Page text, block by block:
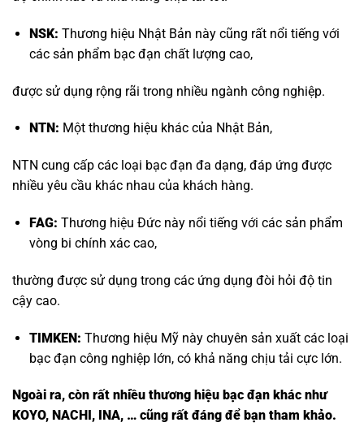
NSK: Thương hiệu Nhật Bản này cũng rất nổi tiếng với
các sản phẩm bạc đạn chất lượng cao,
được sử dụng rộng rãi trong nhiều ngành công nghiệp.
NTN: Một thương hiệu khác của Nhật Bản,
NTN cung cấp các loại bạc đạn đa dạng, đáp ứng được
nhiều yêu cầu khác nhau của khách hàng.
FAG: Thương hiệu Đức này nổi tiếng với các sản phẩm
vòng bi chính xác cao,
thường được sử dụng trong các ứng dụng đòi hỏi độ tin
cậy cao.
TIMKEN: Thương hiệu Mỹ này chuyên sản xuất các loại
bạc đạn công nghiệp lớn, có khả năng chịu tải cực lớn.
Ngoài ra, còn rất nhiều thương hiệu bạc đạn khác như
KOYO, NACHI, INA, … cũng rất đáng để bạn tham khảo.